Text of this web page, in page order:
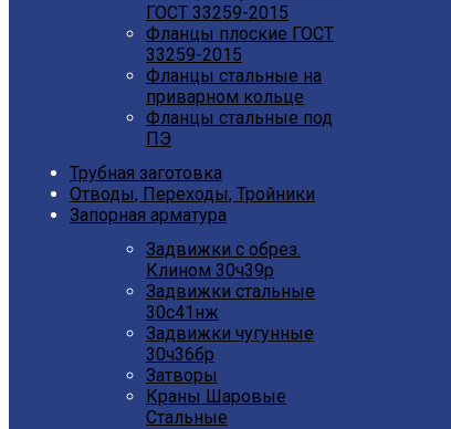
ГОСТ 33259-2015
Фланцы плоские ГОСТ
33259-2015
Фланцы стальные на
приварном кольце
Фланцы стальные под
ПЭ
Трубная заготовка
Отводы, Переходы, Тройники
Запорная арматура
Задвижки с обрез.
Клином 30ч39р
Задвижки стальные
30с41нж
Задвижки чугунные
30ч36бр
Затворы
Краны Шаровые
Стальные